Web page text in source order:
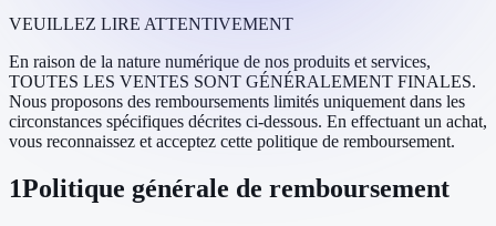
VEUILLEZ LIRE ATTENTIVEMENT
En raison de la nature numérique de nos produits et services,
TOUTES LES VENTES SONT GÉNÉRALEMENT FINALES.
Nous proposons des remboursements limités uniquement dans les
circonstances spécifiques décrites ci-dessous. En effectuant un achat,
vous reconnaissez et acceptez cette politique de remboursement.
1Politique générale de remboursement